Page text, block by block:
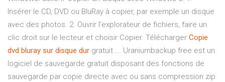
Insérer le CD, DVD ou BluRay à copier, par exemple un disque
avec des photos. 2. Ouvrir l’explorateur de fichiers, faire un
clic droit sur le lecteur et choisir Copier. Télécharger Copie
dvd bluray sur disque dur gratuit ... Uraniumbackup free est un
logiciel de sauvegarde gratuit disposant des fonctions de
sauvegarde par copie directe avec ou sans compression zip